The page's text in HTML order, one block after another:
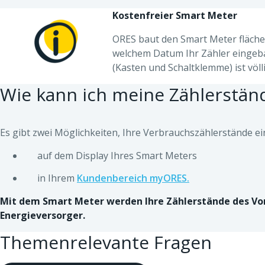
Kostenfreier Smart Meter
ORES baut den Smart Meter
welchem Datum Ihr Zähler
(Kasten und Schaltklemme) ist
Wie kann ich meine
Es gibt zwei Möglichkeiten, Ihre Verbrauchszählerstände
auf dem Display Ihres Smart Meters
in Ihrem Kundenbereich myORES.
Mit dem Smart Meter werden Ihre Zählerstände des
Energieversorger.
Themenrelevante Fragen